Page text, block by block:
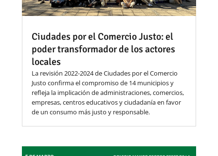
Ciudades por el Comercio Justo: el
poder transformador de los actores
locales
La revisión 2022-2024 de Ciudades por el Comercio
Justo confirma el compromiso de 14 municipios y
refleja la implicación de administraciones, comercios,
empresas, centros educativos y ciudadanía en favor
de un consumo más justo y responsable.